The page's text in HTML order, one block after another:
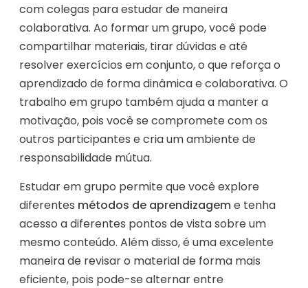
com colegas para estudar de maneira
colaborativa. Ao formar um grupo, você pode
compartilhar materiais, tirar dúvidas e até
resolver exercícios em conjunto, o que reforça o
aprendizado de forma dinâmica e colaborativa. O
trabalho em grupo também ajuda a manter a
motivação, pois você se compromete com os
outros participantes e cria um ambiente de
responsabilidade mútua.
Estudar em grupo permite que você explore
diferentes métodos de aprendizageme tenha
acesso a diferentes pontos de vista sobre um
mesmo conteúdo. Além disso, é uma excelente
maneira de revisar o material de forma mais
eficiente, pois pode-se alternar entre